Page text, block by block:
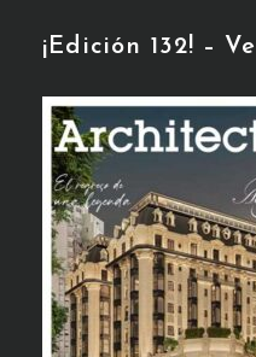
¡Edición 132! –